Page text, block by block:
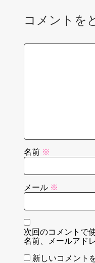
コメントを
名前 ※
メール ※
次回のコメントで
名前、メールアド
新しいコメント